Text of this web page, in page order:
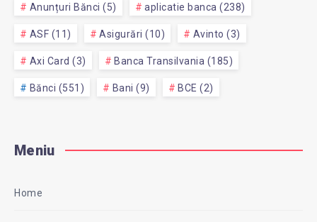
Anunțuri Bănci (5) aplicatie banca (238)
ASF (11) Asigurări (10) Avinto (3)
Axi Card (3) Banca Transilvania (185)
Bănci (551) Bani (9) BCE (2)
Meniu
Home